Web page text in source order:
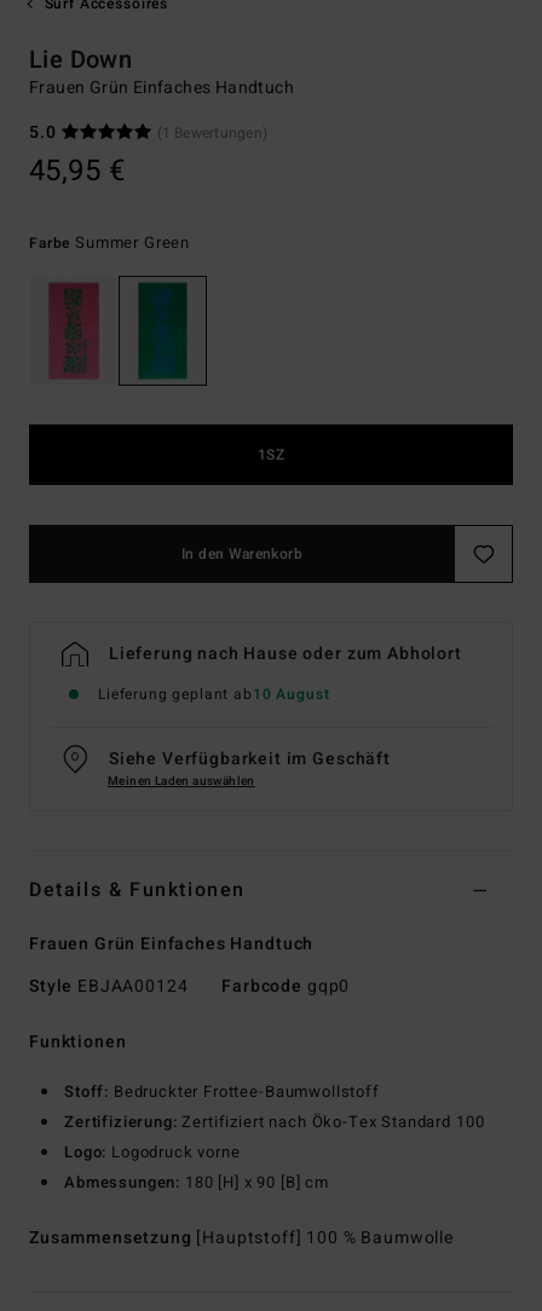
Lie Down
Frauen Grün Einfaches Handtuch
5.0
(1 Bewertungen)
45,95 €
Farbe Summer Green
1SZ
In den Warenkorb
Lieferung nach Hause oder zum Abholort
Lieferung geplant ab10 August
Siehe Verfügbarkeit im Geschäft
Meinen Laden auswählen
Details & Funktionen
Frauen Grün Einfaches Handtuch
Style EBJAA00124 Farbcode gqp0
Funktionen
Stoff: Bedruckter Frottee-Baumwollstoff
Zertifizierung: Zertifiziert nach Öko-Tex Standard 100
Logo: Logodruck vorne
Abmessungen: 180 [H] x 90 [B] cm
Zusammensetzung [Hauptstoff] 100 % Baumwolle